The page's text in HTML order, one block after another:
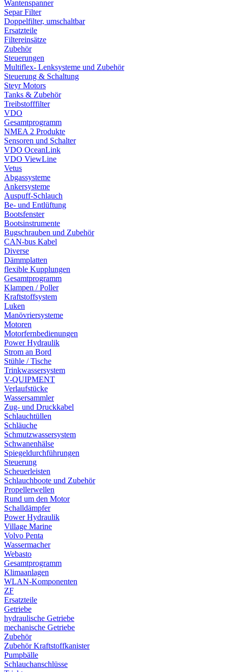
Wantenspanner
Separ Filter
Doppelfilter, umschaltbar
Ersatzteile
Filtereinsätze
Zubehör
Steuerungen
Multiflex- Lenksysteme und Zubehör
Steuerung & Schaltung
Steyr Motors
Tanks & Zubehör
Treibstofffilter
VDO
Gesamtprogramm
NMEA 2 Produkte
Sensoren und Schalter
VDO OceanLink
VDO ViewLine
Vetus
Abgassysteme
Ankersysteme
Auspuff-Schlauch
Be- und Entlüftung
Bootsfenster
Bootsinstrumente
Bugschrauben und Zubehör
CAN-bus Kabel
Diverse
Dämmplatten
flexible Kupplungen
Gesamtprogramm
Klampen / Poller
Kraftstoffsystem
Luken
Manövriersysteme
Motoren
Motorfernbedienungen
Power Hydraulik
Strom an Bord
Stühle / Tische
Trinkwassersystem
V-QUIPMENT
Verlaufstücke
Wassersammler
Zug- und Druckkabel
Schlauchtüllen
Schläuche
Schmutzwassersystem
Schwanenhälse
Spiegeldurchführungen
Steuerung
Scheuerleisten
Schlauchboote und Zubehör
Propellerwellen
Rund um den Motor
Schalldämpfer
Power Hydraulik
Village Marine
Volvo Penta
Wassermacher
Webasto
Gesamtprogramm
Klimaanlagen
WLAN-Komponenten
ZF
Ersatzteile
Getriebe
hydraulische Getriebe
mechanische Getriebe
Zubehör
Zubehör Kraftstoffkanister
Pumpbälle
Schlauchanschlüsse